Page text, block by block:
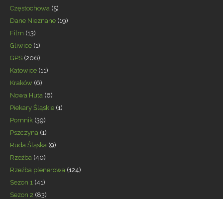
Częstochowa (5)
Dane Nieznane (19)
Film (13)
Gliwice (1)
GPS (206)
Katowice (11)
Kraków (6)
Nowa Huta (6)
Piekary Śląskie (1)
Pomnik (39)
Pszczyna (1)
Ruda Śląska (9)
Rzeźba (40)
Rzeźba plenerowa (124)
Sezon 1 (41)
Sezon 2 (83)